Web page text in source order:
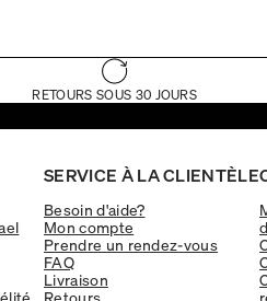
RETOURS SOUS 30 JOURS
SERVICE À LA CLIENTÈLE
Besoin d'aide?
Mon compte
Prendre un rendez-vous
FAQ
Livraison
Retours